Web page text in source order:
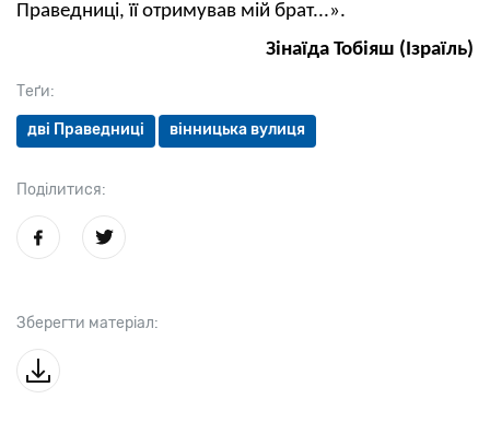
Теґи:
дві Праведниці вінницька вулиця
Поділитися:
Зберегти матеріал:
Праведниці, її отримував мій брат...».
Зінаїда Тобіяш (Ізраїль)